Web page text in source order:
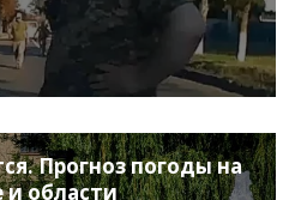
Прогноз погоды на
и области